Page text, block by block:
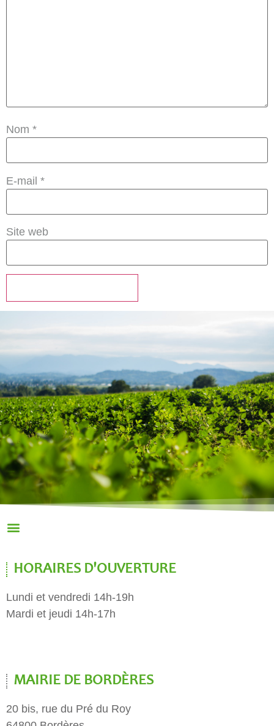
Nom *
E-mail *
Site web
HORAIRES D'OUVERTURE
Lundi et vendredi 14h-19h
Mardi et jeudi 14h-17h
MAIRIE DE BORDÈRES
20 bis, rue du Pré du Roy